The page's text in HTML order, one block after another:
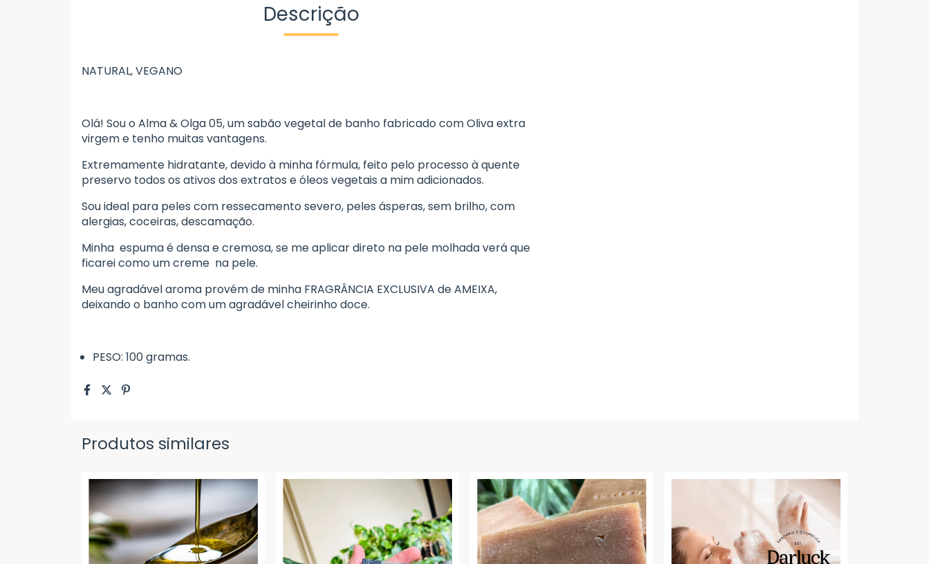
Descrição
NATURAL, VEGANO
Olá! Sou o Alma & Olga 05, um sabão vegetal de banho fabricado com Oliva extra
virgem e tenho muitas vantagens.
Extremamente hidratante, devido à minha fórmula, feito pelo processo à quente
preservo todos os ativos dos extratos e óleos vegetais a mim adicionados.
Sou ideal para peles com ressecamento severo, peles ásperas, sem brilho, com
alergias, coceiras, descamação.
Minha espuma é densa e cremosa, se me aplicar direto na pele molhada verá que
ficarei como um creme na pele.
Meu agradável aroma provém de minha FRAGRÂNCIA EXCLUSIVA de AMEIXA,
deixando o banho com um agradável cheirinho doce.
PESO: 100 gramas.
Produtos similares